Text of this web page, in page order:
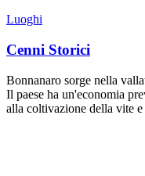
Luoghi
Cenni Storici
Bonnanaro sorge nella
Il paese ha un'economia
alla coltivazione della vite